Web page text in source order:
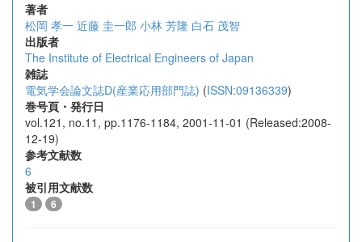
著者
松岡 孝一 近藤 圭一郎 小林 芳隆 白石 茂智
出版者
The Institute of Electrical Engineers of Japan
雑誌
電気学会論文誌D(産業応用部門誌) (ISSN:09136339)
巻号頁・発行日
vol.121, no.11, pp.1176-1184, 2001-11-01 (Released:2008-
12-19)
参考文献数
6
被引用文献数
1 6